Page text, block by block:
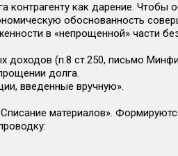
как дарение. Чтобы
обоснованность
в «непрощенной» части
доходов (п.8 ст.250, письмо
долга.
введенные вручную».
материалов».